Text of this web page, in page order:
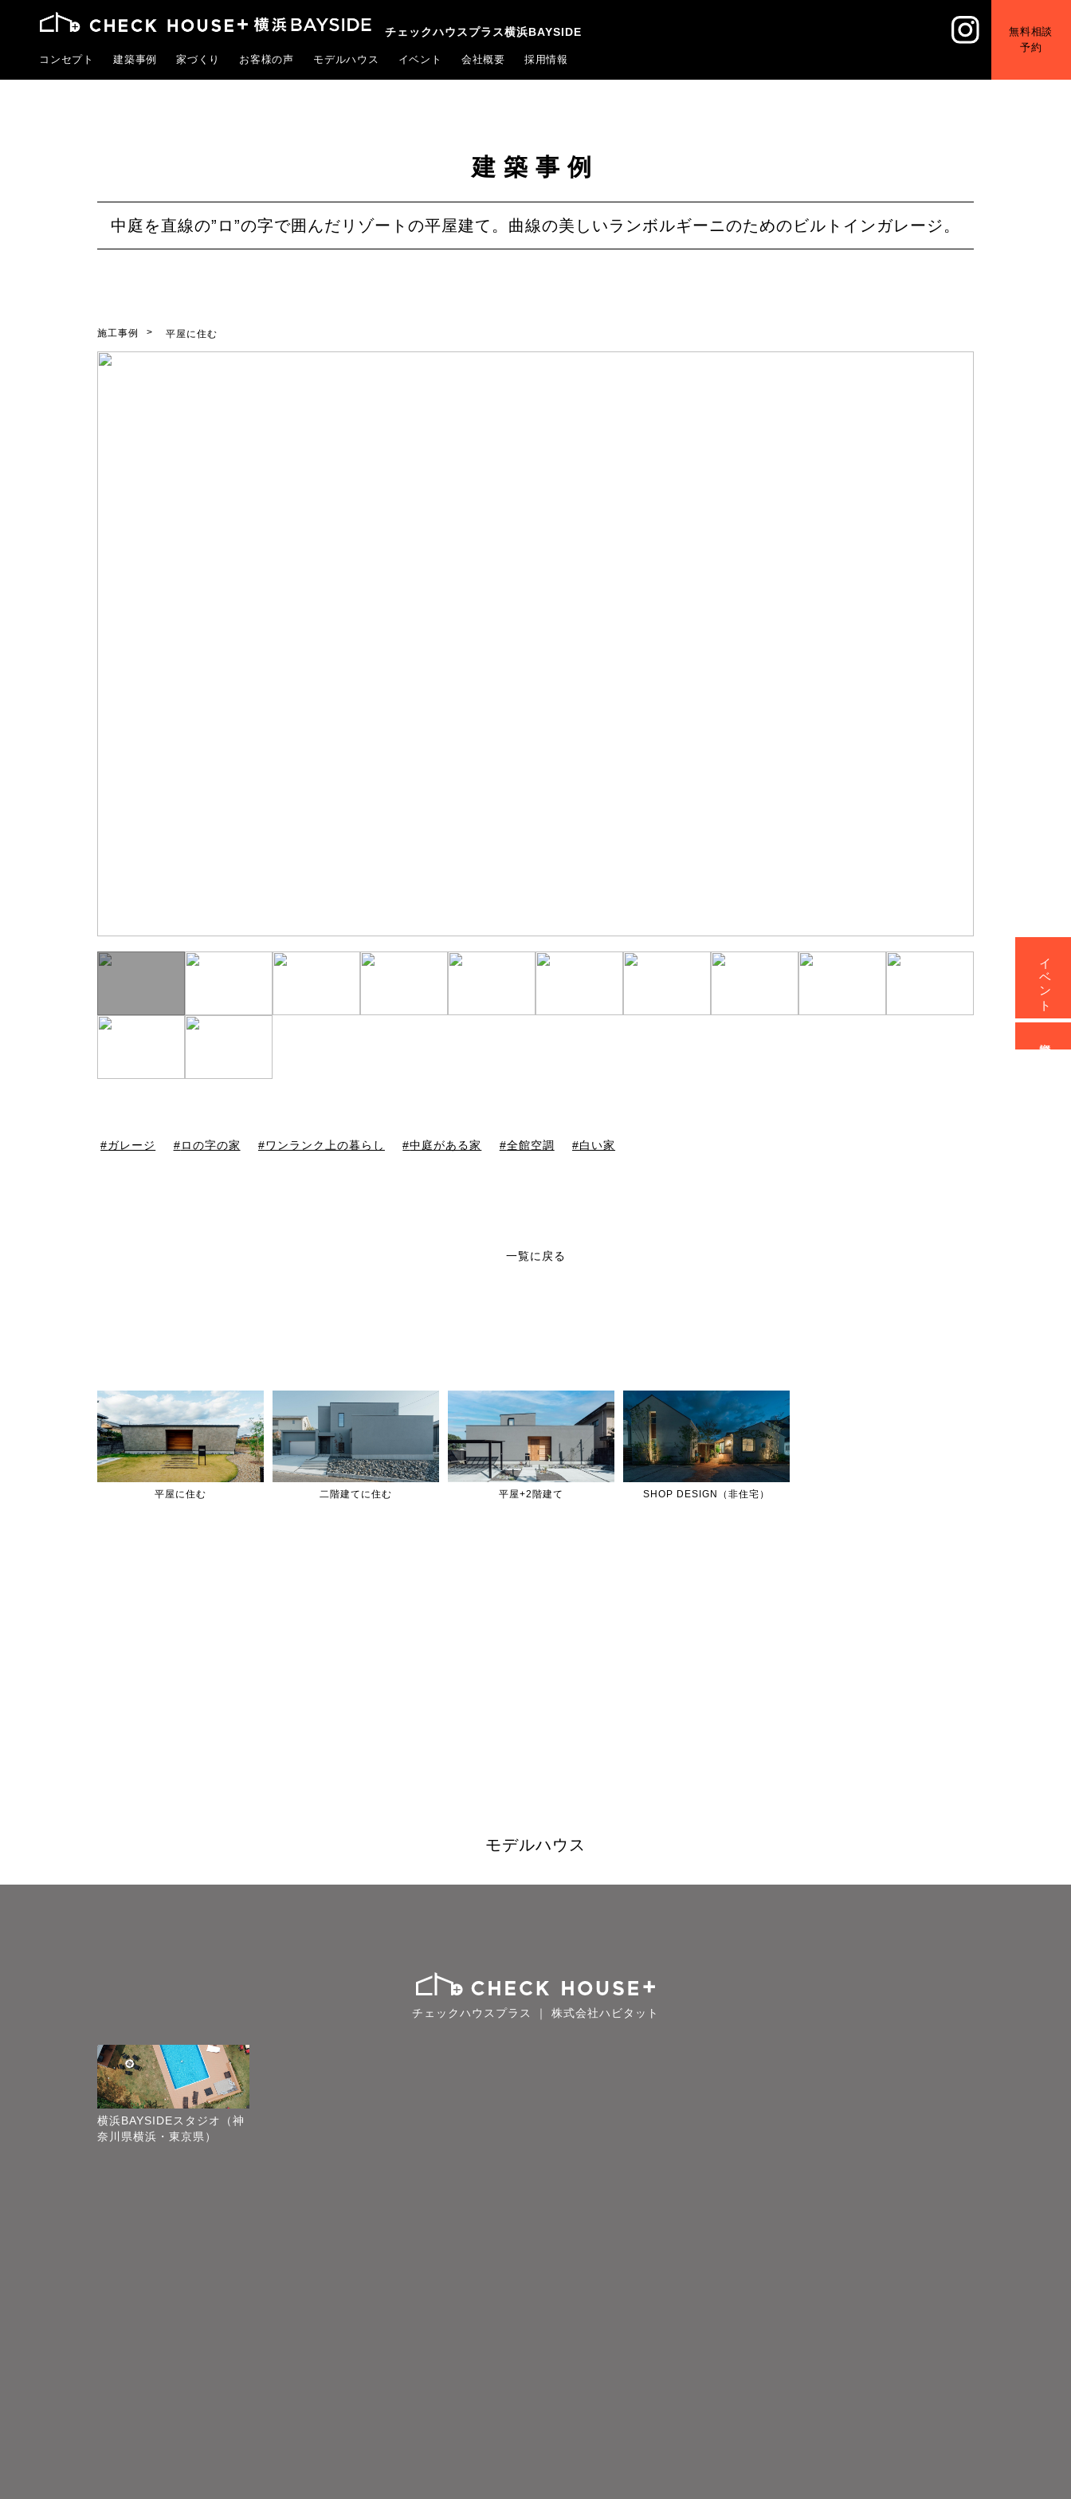
チェックハウスプラス横浜BAYSIDE
コンセプト 建築事例 家づくり お客様の声 モデルハウス イベント 会社概要 採用情報
無料相談
予約
建築事例
中庭を直線の”ロ”の字で囲んだリゾートの平屋建て。曲線の美しいランボルギーニのためのビルトインガレージ。
施工事例 平屋に住む
ガレージ ロの字の家 ワンランク上の暮らし 中庭がある家 全館空調 白い家
一覧に戻る
平屋に住む 二階建てに住む 平屋+2階建て SHOP DESIGN（非住宅）
モデルハウス
チェックハウスプラス ｜ 株式会社ハビタット
横浜BAYSIDEスタジオ（神
奈川県横浜・東京県）
イベント